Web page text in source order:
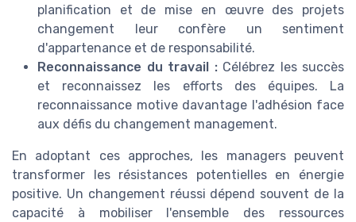
planification et de mise en œuvre des projets
changement leur confère un sentiment
d'appartenance et de responsabilité.
Reconnaissance du travail :Célébrez les succès
et reconnaissez les efforts des équipes. La
reconnaissance motive davantage l'adhésion face
aux défis du changement management.
En adoptant ces approches, les managers peuvent
transformer les résistances potentielles en énergie
positive. Un changement réussi dépend souvent de la
capacité à mobiliser l'ensemble des ressources